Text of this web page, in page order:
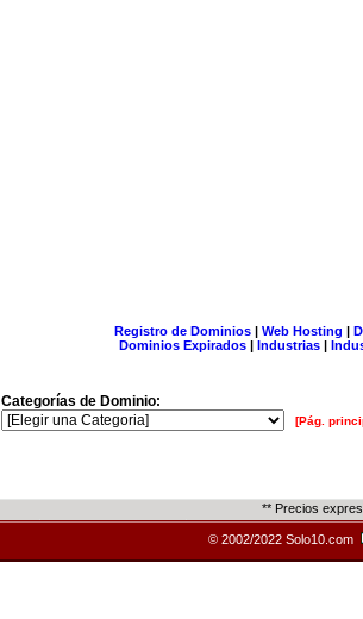
Registro de Dominios| Web Hosting |
Dominios Expirados | Industrias |
Categorías de Dominio:
[Pág.
** Precios
© 2002/2022 Solo10.com